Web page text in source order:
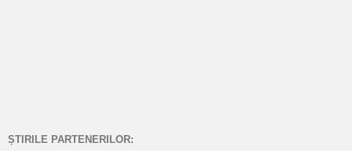
ȘTIRILE PARTENERILOR: